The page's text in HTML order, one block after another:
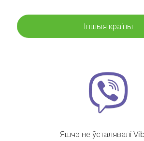
Іншыя краіны
Яшчэ не ўсталявалі